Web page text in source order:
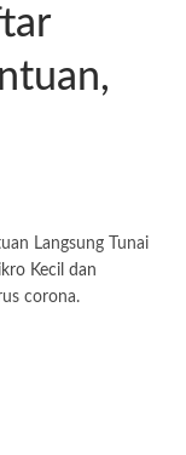
Langsung Tunai
Kecil dan
corona.